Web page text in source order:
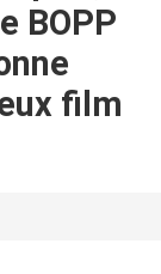
BOPP
film